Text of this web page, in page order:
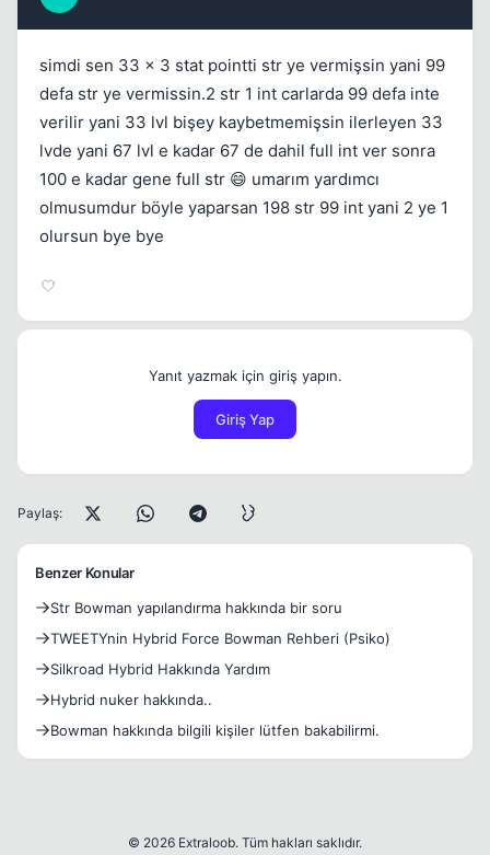
simdi sen 33 x 3 stat pointti str ye vermişsin yani 99
defa str ye vermissin.2 str 1 int carlarda 99 defa inte
verilir yani 33 lvl bişey kaybetmemişsin ilerleyen 33
lvde yani 67 lvl e kadar 67 de dahil full int ver sonra
100 e kadar gene full str 😄 umarım yardımcı
olmusumdur böyle yaparsan 198 str 99 int yani 2 ye 1
olursun bye bye
Yanıt yazmak için giriş yapın.
Giriş Yap
Paylaş:
Benzer Konular
Str Bowman yapılandırma hakkında bir soru
TWEETYnin Hybrid Force Bowman Rehberi (Psiko)
Silkroad Hybrid Hakkında Yardım
Hybrid nuker hakkında..
Bowman hakkında bilgili kişiler lütfen bakabilirmi.
© 2026 Extraloob. Tüm hakları saklıdır.